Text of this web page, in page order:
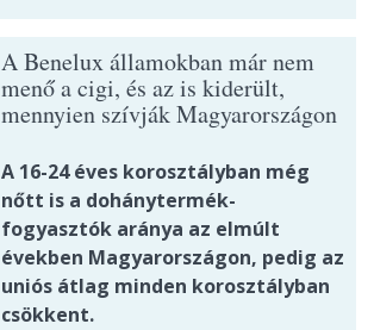
A Benelux államokban már nem
menő a cigi, és az is kiderült,
mennyien szívják Magyarországon
A 16-24 éves korosztályban még
nőtt is a dohánytermék-
fogyasztók aránya az elmúlt
években Magyarországon, pedig az
uniós átlag minden korosztályban
csökkent.